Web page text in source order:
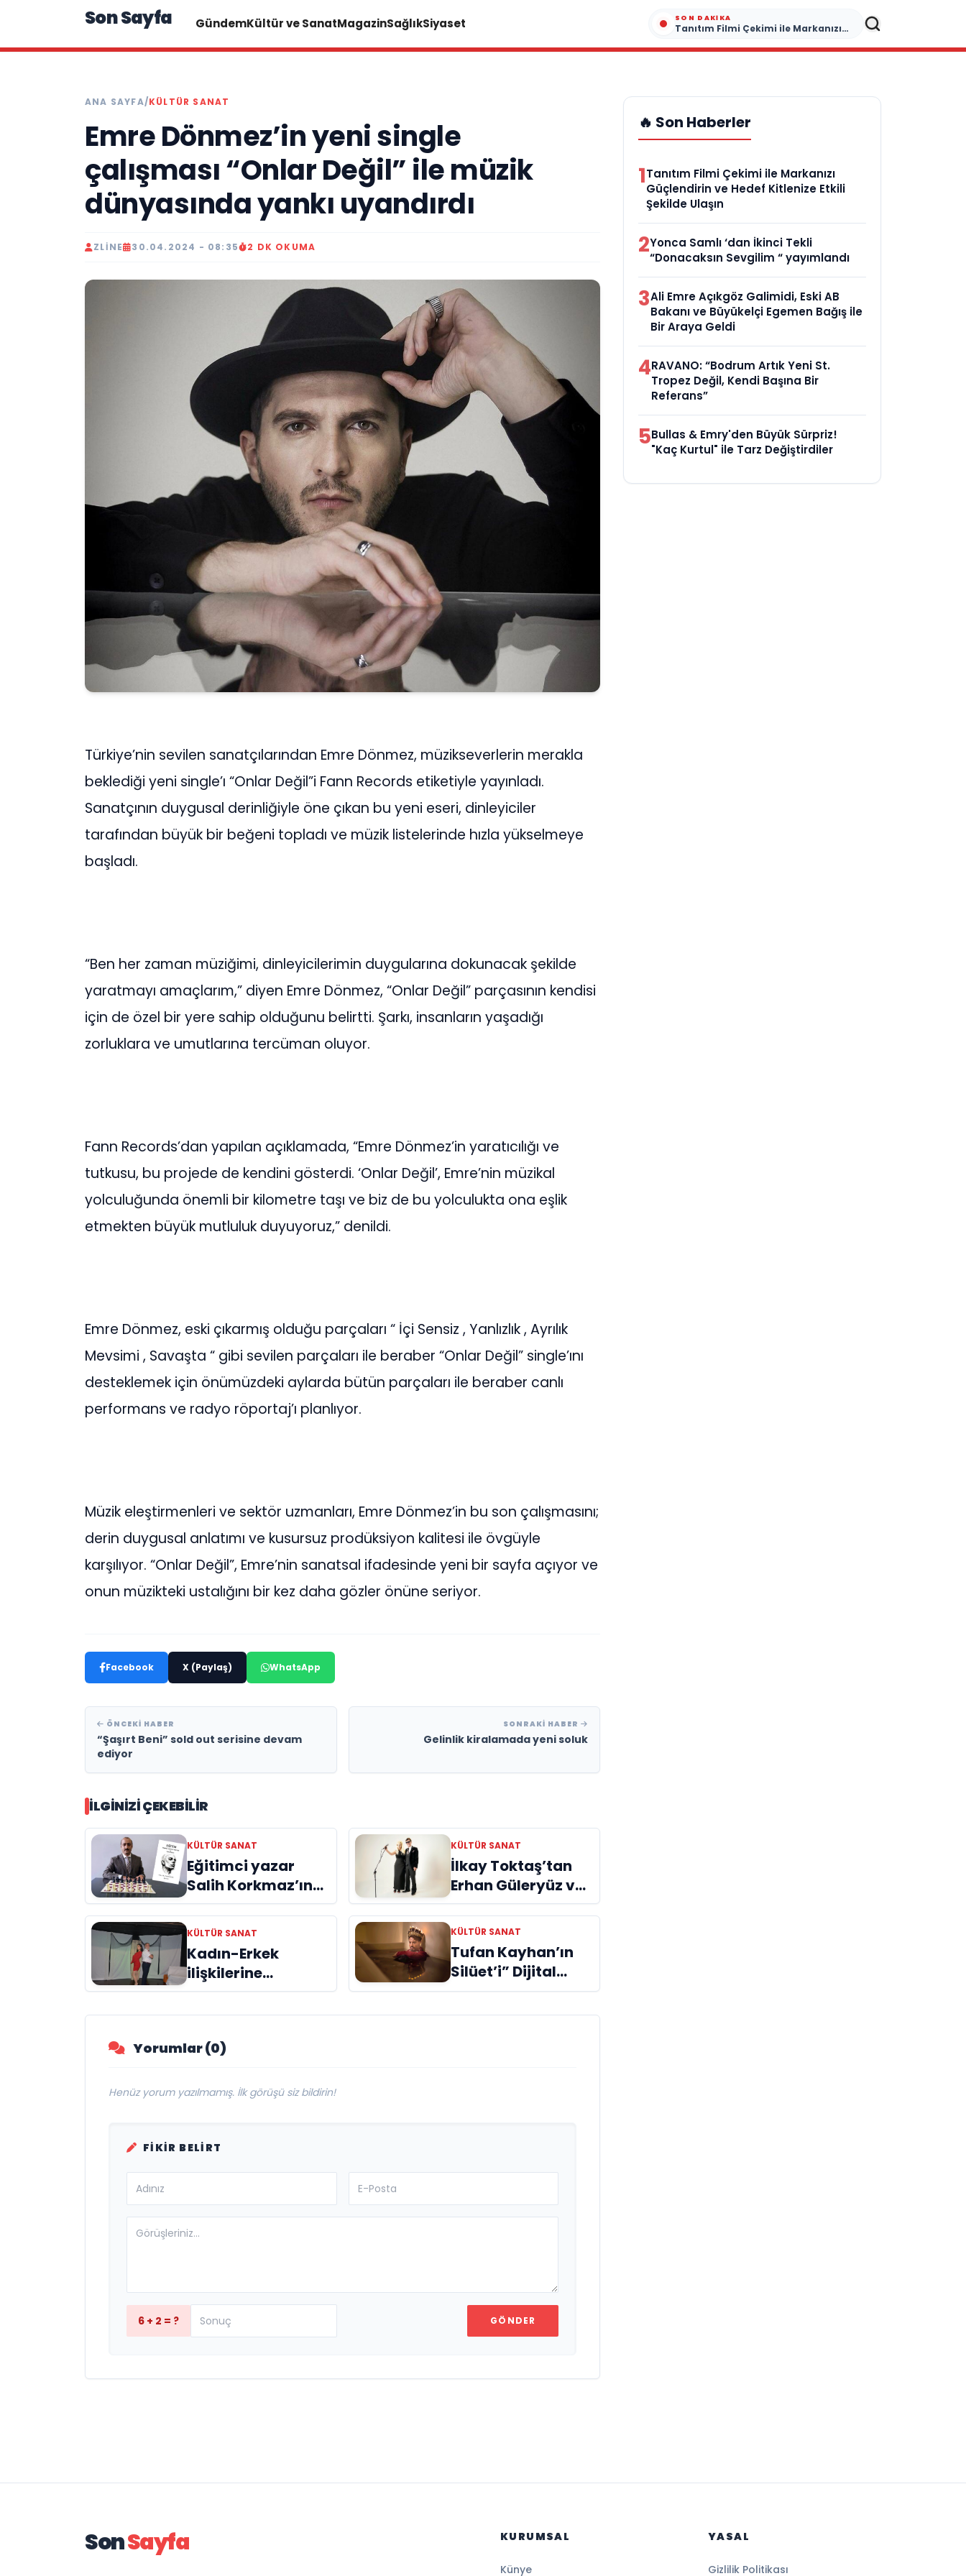
Son Sayfa GündemKültür ve SanatMagazinSağlıkSiyaset SON DAKIKA
Tanıtım Filmi Çekimi ile Markanızı Güçlendirin ve Hedef Kitlenize Etkili Şekilde Ulaşın
ANA SAYFA/KÜLTÜR SANAT
Emre Dönmez’in yeni single
çalışması “Onlar Değil” ile müzik
dünyasında yankı uyandırdı
ZLINE 30.04.2024 - 08:35 2 DK OKUMA
Türkiye’nin sevilen sanatçılarından Emre Dönmez, müzikseverlerin merakla
beklediği yeni single’ı “Onlar Değil”i Fann Records etiketiyle yayınladı.
Sanatçının duygusal derinliğiyle öne çıkan bu yeni eseri, dinleyiciler
tarafından büyük bir beğeni topladı ve müzik listelerinde hızla yükselmeye
başladı.
“Ben her zaman müziğimi, dinleyicilerimin duygularına dokunacak şekilde
yaratmayı amaçlarım,” diyen Emre Dönmez, “Onlar Değil” parçasının kendisi
için de özel bir yere sahip olduğunu belirtti. Şarkı, insanların yaşadığı
zorluklara ve umutlarına tercüman oluyor.
Fann Records’dan yapılan açıklamada, “Emre Dönmez’in yaratıcılığı ve
tutkusu, bu projede de kendini gösterdi. ‘Onlar Değil’, Emre’nin müzikal
yolculuğunda önemli bir kilometre taşı ve biz de bu yolculukta ona eşlik
etmekten büyük mutluluk duyuyoruz,” denildi.
Emre Dönmez, eski çıkarmış olduğu parçaları “ İçi Sensiz , Yanlızlık , Ayrılık
Mevsimi , Savaşta “ gibi sevilen parçaları ile beraber “Onlar Değil” single’ını
desteklemek için önümüzdeki aylarda bütün parçaları ile beraber canlı
performans ve radyo röportaj’ı planlıyor.
Müzik eleştirmenleri ve sektör uzmanları, Emre Dönmez’in bu son çalışmasını;
derin duygusal anlatımı ve kusursuz prodüksiyon kalitesi ile övgüyle
karşılıyor. “Onlar Değil”, Emre’nin sanatsal ifadesinde yeni bir sayfa açıyor ve
onun müzikteki ustalığını bir kez daha gözler önüne seriyor.
Facebook X (Paylaş) WhatsApp
ÖNCEKI HABER
“Şaşırt Beni” sold out serisine devam
ediyor
SONRAKI HABER
Gelinlik kiralamada yeni soluk
İLGINIZI ÇEKEBILIR
KÜLTÜR SANAT
Eğitimci yazar
Salih Korkmaz’ın
EĞİTİM kitabı hala
büyük ilgi görmeye
devam ediyor
KÜLTÜR SANAT
İlkay Toktaş’tan
Erhan Güleryüz ve
Hüsnü Şenlendirici
işbirliğiyle
duygusal bir aşk
manifestosu:
“Deliler Gibi”
KÜLTÜR SANAT
Kadın-Erkek
ilişkilerine
“Araf’tan mizahi
bir bakış
KÜLTÜR SANAT
Tufan Kayhan’ın
Silüet’i” Dijital
Platformlarda
300.000
Yorumlar (0)
Henüz yorum yazılmamış. İlk görüşü siz bildirin!
FIKIR BELIRT
6 + 2 = ? GÖNDER
🔥 Son Haberler
1Tanıtım Filmi Çekimi ile Markanızı
Güçlendirin ve Hedef Kitlenize Etkili
Şekilde Ulaşın
2Yonca Samlı ‘dan İkinci Tekli
“Donacaksın Sevgilim “ yayımlandı
3Ali Emre Açıkgöz Galimidi, Eski AB
Bakanı ve Büyükelçi Egemen Bağış ile
Bir Araya Geldi
4RAVANO: “Bodrum Artık Yeni St.
Tropez Değil, Kendi Başına Bir
Referans”
5Bullas & Emry'den Büyük Sürpriz!
"Kaç Kurtul" ile Tarz Değiştirdiler
SonSayfa KURUMSAL
Künye
YASAL
Gizlilik Politikası